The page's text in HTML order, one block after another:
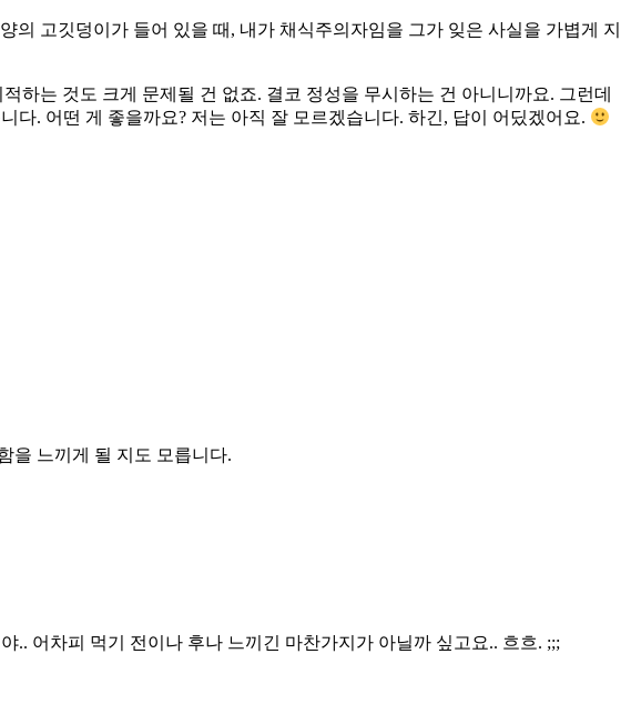
고깃덩이가 들어 있을 때, 내가 채식주의자임을 그가 잊은 사실을 가볍게 지
하는 것도 크게 문제될 건 없죠. 결코 정성을 무시하는 건 아니니까요. 그런데
. 어떤 게 좋을까요? 저는 아직 잘 모르겠습니다. 하긴, 답이 어딨겠어요.
을 느끼게 될 지도 모릅니다.
어차피 먹기 전이나 후나 느끼긴 마찬가지가 아닐까 싶고요.. 흐흐. ;;;